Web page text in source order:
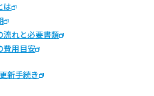
は
流れと必要書類
費用目安
新手続き